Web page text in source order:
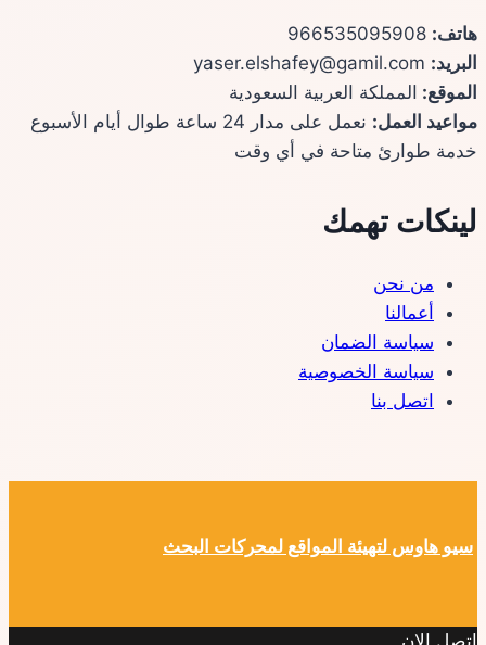
هاتف:
البريد:
الموقع: المملكة العربية السعودية
مواعيد العمل: نعمل على مدار 24 ساعة طوال أيام الأسبوع
خدمة طوارئ متاحة في أي وقت
لينكات تهمك
من نحن
أعمالنا
سياسة الضمان
سياسة الخصوصية
اتصل بنا
سيو هاوس لتهيئة المواقع لمحركات البحث